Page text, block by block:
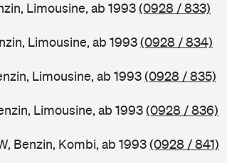
Limousine, ab 1993(0928 / 833)
Limousine, ab 1993(0928 / 834)
Limousine, ab 1993(0928 / 835)
Limousine, ab 1993(0928 / 836)
Benzin, Kombi, ab 1993(0928 / 841)